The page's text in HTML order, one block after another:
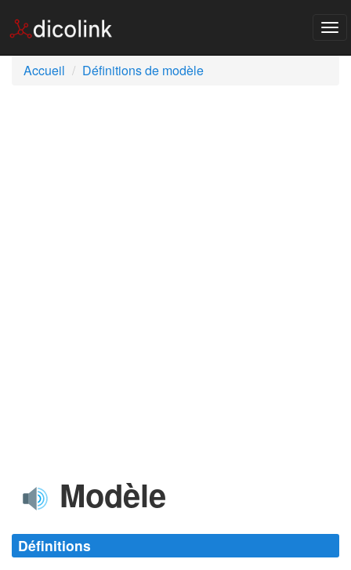
Accueil
Définitions de modèle
Modèle
Définitions